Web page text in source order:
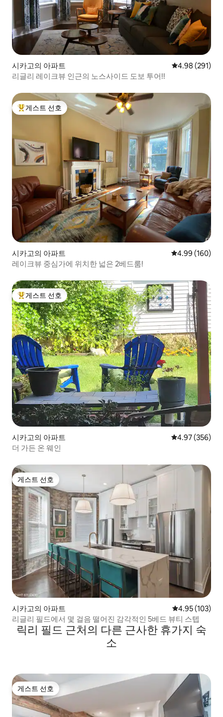
시카고의 아파트 평점 4.98점(5
4.98 (291)
리글리 레이크뷰 인근의 노스사이드 도보 투어!!
상위 게스트 선호
게스트 선호
시카고의 아파트 평점 4.99점(5
4.99 (160)
레이크뷰 중심가에 위치한 넓은 2베드룸!
상위 게스트 선호
게스트 선호
시카고의 아파트 평점 4.97점(5
4.97 (356)
더 가든 온 웨인
게스트 선호
게스트 선호
시카고의 아파트 평점 4.95점(5
4.95 (103)
리글리 필드에서 몇 걸음 떨어진 감각적인 5베드 뷰티 스텝
릭리 필드 근처의 다른 근사한 휴가지 숙
소
게스트 선호
게스트 선호